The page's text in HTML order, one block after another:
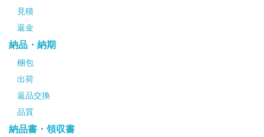
見積
返金
納品・納期
梱包
出荷
返品交換
品質
納品書・領収書